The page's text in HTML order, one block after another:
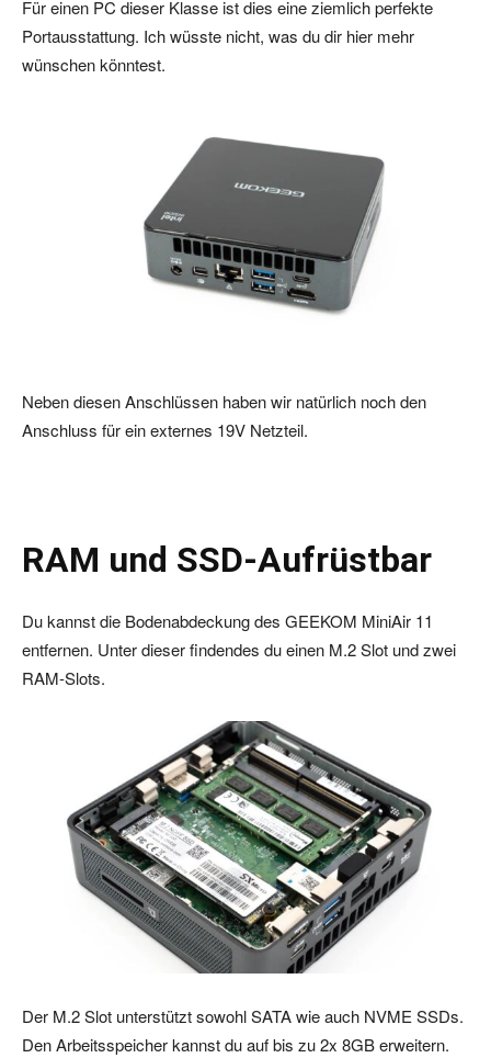
Für einen PC dieser Klasse ist dies eine ziemlich perfekte
Portausstattung. Ich wüsste nicht, was du dir hier mehr
wünschen könntest.
Neben diesen Anschlüssen haben wir natürlich noch den
Anschluss für ein externes 19V Netzteil.
RAM und SSD-Aufrüstbar
Du kannst die Bodenabdeckung des GEEKOM MiniAir 11
entfernen. Unter dieser findendes du einen M.2 Slot und zwei
RAM-Slots.
Der M.2 Slot unterstützt sowohl SATA wie auch NVME SSDs.
Den Arbeitsspeicher kannst du auf bis zu 2x 8GB erweitern.